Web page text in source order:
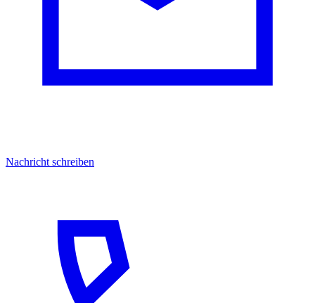
Nachricht schreiben